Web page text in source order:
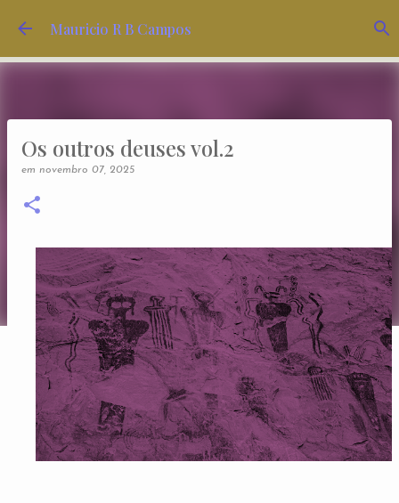
Pular para o conteúdo principal
Mauricio R B Campos
Os outros deuses vol.2
em novembro 07, 2025